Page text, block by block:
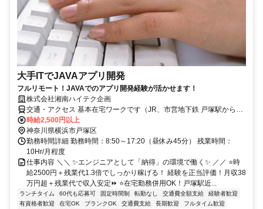
大手ITでJAVAアプリ開発
フルリモート！JAVAでのアプリ開発経験が活かせます！
株式会社湘南ハイテク企画
交通・アクセス 基本在宅ワークです（JR、市営地下鉄 戸塚駅から徒
歩10分程度）
時給2,500円以上
神奈川県横浜市戸塚区
勤務時間詳細 勤務時間：8:50～17:20（昼休み45分） 残業時間：
10Hr/月程度
仕事内容 ＼＼ ✨エンジニアとして「納得」の環境で働く✨ ／／ ⭐時
給2500円＋残業代1.3倍でしっかり稼げる！ 経験を正当評価！月収38
万円超＋残業代で収入安定⏩ ⭐在宅勤務併用OK！戸塚駅近...
ランチタイム 60代も応募可 固定時間制 転勤なし 交通費全額支給
経験者歓迎
有資格者歓迎
在宅OK ブランクOK 交通費支給 長期歓迎
フルタイム歓迎